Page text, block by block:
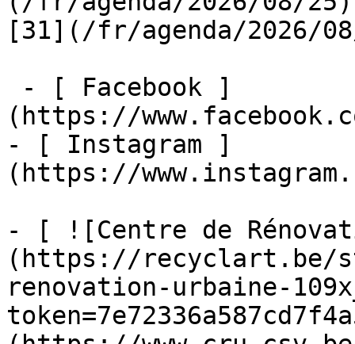
[31](/fr/agenda/
(https://
- [ Instagram ]
(https://
- [ ![Centre de
(https://recyclart.be/
renovation-urbaine-